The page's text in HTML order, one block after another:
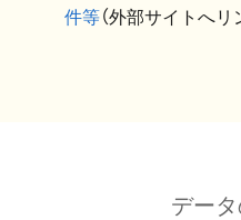
件等（外部サイトへリ
デー